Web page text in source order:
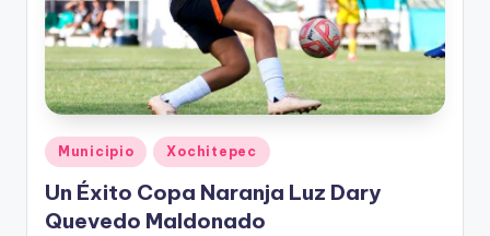
r
el
o
s
Publicado
en
Municipio Xochitepec
Un Éxito Copa Naranja Luz Dary
Quevedo Maldonado